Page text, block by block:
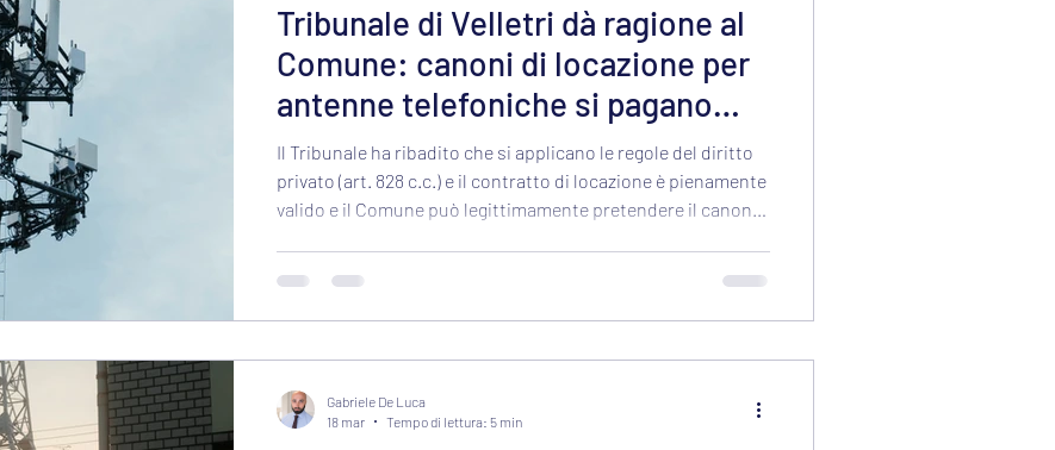
Tribunale di Velletri dà ragione al
Comune: canoni di locazione per
antenne telefoniche si pagano
secondo il diritto privato, non con
il CUP
Il Tribunale ha ribadito che si applicano le regole del diritto
privato (art. 828 c.c.) e il contratto di locazione è pienamente
valido e il Comune può legittimamente pretendere il canone
Gabriele De Luca
18 mar
Tempo di lettura: 5 min